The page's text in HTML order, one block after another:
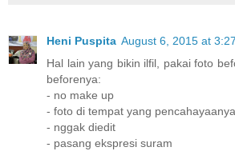
Heni Puspita August 6, 2015 at
Hal lain yang bikin ilfil, pakai foto
beforenya:
- no make up
- foto di tempat yang
- nggak diedit
- pasang ekspresi suram